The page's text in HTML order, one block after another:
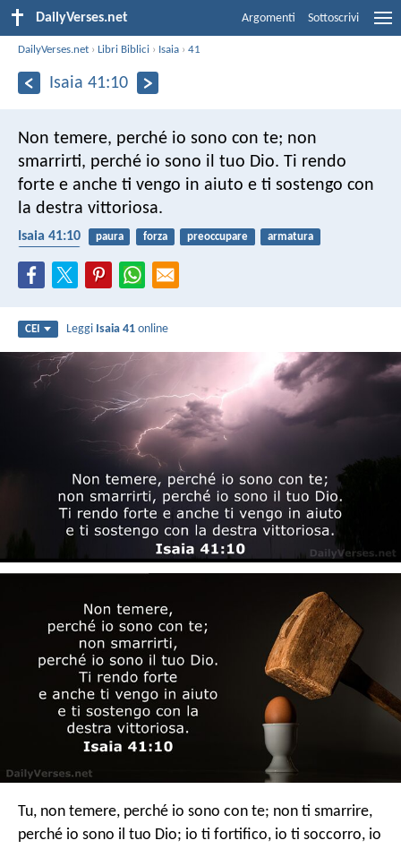
DailyVerses.net Argomenti Sottoscrivi
DailyVerses.net ›Libri Biblici › Isaia ›41
Isaia 41:10
Non temere, perché io sono con te; non
smarrirti, perché io sono il tuo Dio. Ti rendo
forte e anche ti vengo in aiuto e ti sostengo con
la destra vittoriosa.
Isaia 41:10 paura forza preoccupare
armatura
CEI Leggi Isaia 41 online
Tu, non temere, perché io sono con te; non ti smarrire,
perché io sono il tuo Dio; io ti fortifico, io ti soccorro, io